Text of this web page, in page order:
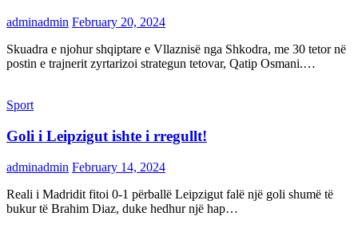
adminadmin February 20, 2024
Skuadra e njohur shqiptare e Vllaznisë nga Shkodra, me 30 tetor në
postin e trajnerit zyrtarizoi strategun tetovar, Qatip Osmani.…
Sport
Goli i Leipzigut ishte i rregullt!
adminadmin February 14, 2024
Reali i Madridit fitoi 0-1 përballë Leipzigut falë një goli shumë të
bukur të Brahim Diaz, duke hedhur një hap…